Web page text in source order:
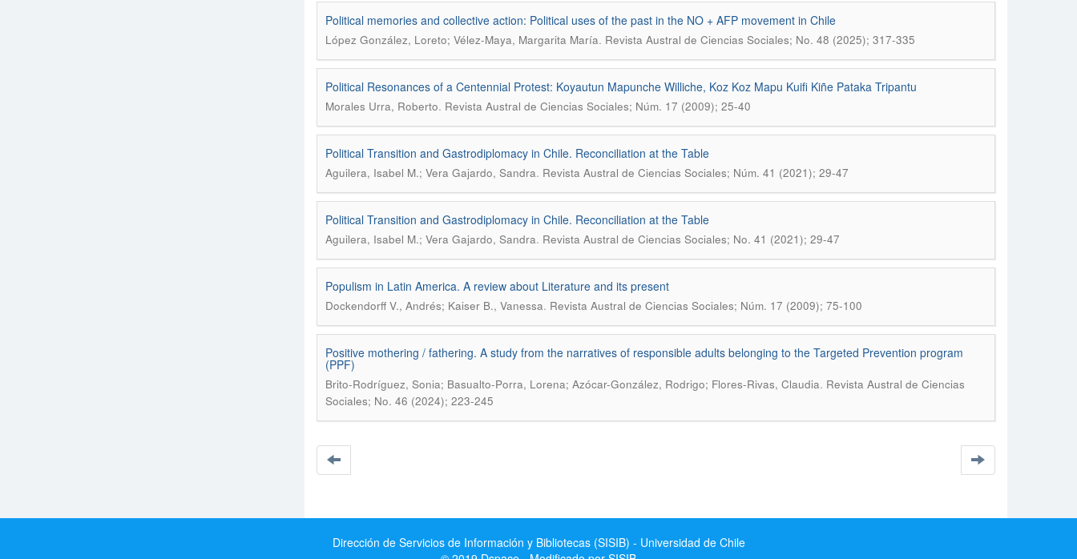
Political memories and collective action: Political uses of the past in the NO + AFP movement in Chile
López González, Loreto; Vélez-Maya, Margarita María. Revista Austral de Ciencias Sociales; No. 48 (2025); 317-335
Political Resonances of a Centennial Protest: Koyautun Mapunche Williche, Koz Koz Mapu Kuifi Kiñe Pataka Tripantu
Morales Urra, Roberto. Revista Austral de Ciencias Sociales; Núm. 17 (2009); 25-40
Political Transition and Gastrodiplomacy in Chile. Reconciliation at the Table
Aguilera, Isabel M.; Vera Gajardo, Sandra. Revista Austral de Ciencias Sociales; Núm. 41 (2021); 29-47
Political Transition and Gastrodiplomacy in Chile. Reconciliation at the Table
Aguilera, Isabel M.; Vera Gajardo, Sandra. Revista Austral de Ciencias Sociales; No. 41 (2021); 29-47
Populism in Latin America. A review about Literature and its present
Dockendorff V., Andrés; Kaiser B., Vanessa. Revista Austral de Ciencias Sociales; Núm. 17 (2009); 75-100
Positive mothering / fathering. A study from the narratives of responsible adults belonging to the Targeted Prevention program
(PPF)
Brito-Rodríguez, Sonia; Basualto-Porra, Lorena; Azócar-González, Rodrigo; Flores-Rivas, Claudia. Revista Austral de Ciencias
Sociales; No. 46 (2024); 223-245
Dirección de Servicios de Información y Bibliotecas (SISIB) - Universidad de Chile